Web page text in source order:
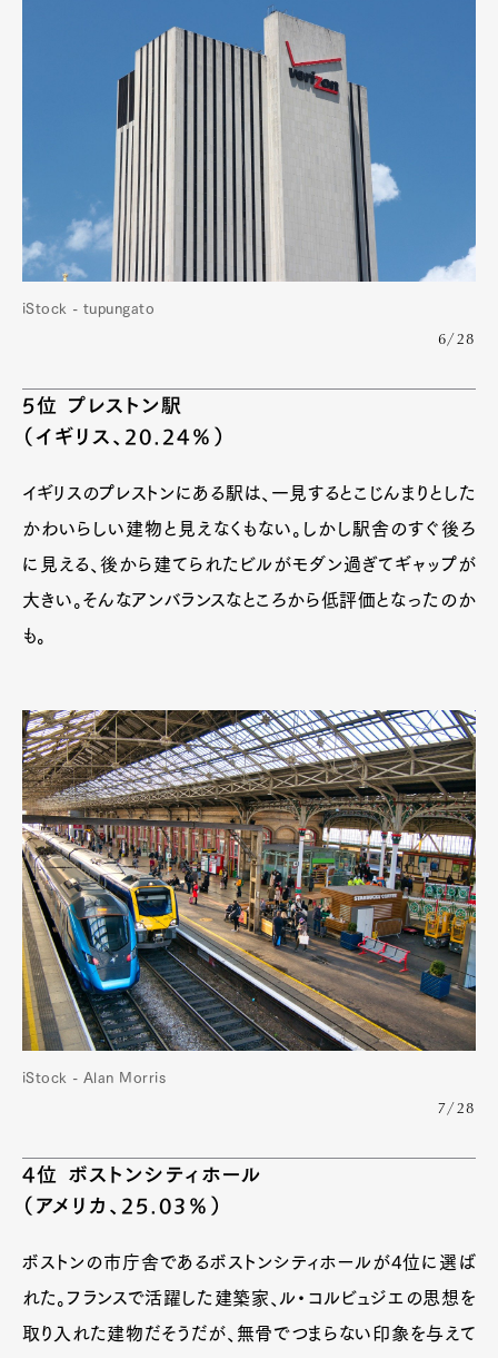
iStock - tupungato
6/28
5位 プレストン駅
（イギリス、20.24％）
イギリスのプレストンにある駅は、一見するとこじんまりとした
かわいらしい建物と見えなくもない。しかし駅舎のすぐ後ろ
に見える、後から建てられたビルがモダン過ぎてギャップが
大きい。そんなアンバランスなところから低評価となったのか
も。
iStock - Alan Morris
7/28
4位 ボストンシティホール
（アメリカ、25.03％）
ボストンの市庁舎であるボストンシティホールが4位に選ば
れた。フランスで活躍した建築家、ル・コルビュジエの思想を
取り入れた建物だそうだが、無骨でつまらない印象を与えて